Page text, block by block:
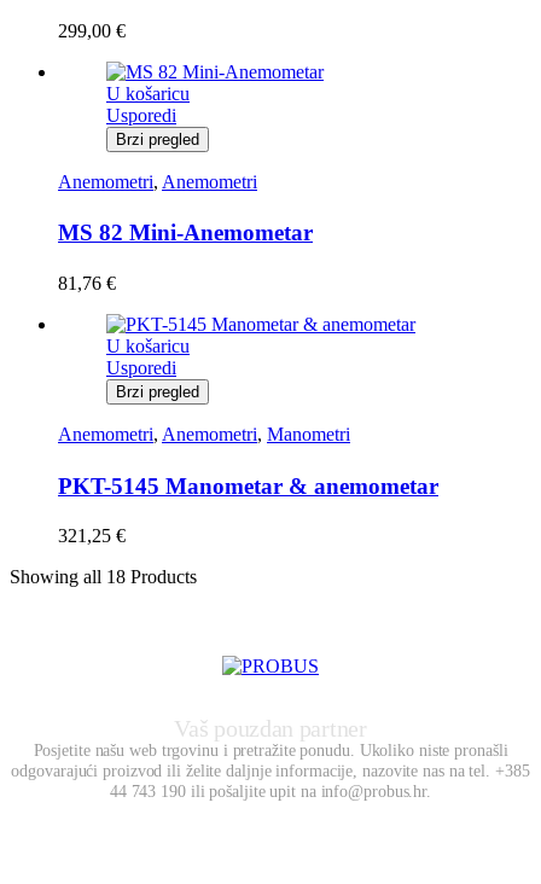
299,00 €
U košaricu
Usporedi
Brzi pregled
Anemometri, Anemometri
MS 82 Mini-Anemometar
81,76 €
U košaricu
Usporedi
Brzi pregled
Anemometri, Anemometri, Manometri
PKT-5145 Manometar & anemometar
321,25 €
Showing all 18 Products
Vaš pouzdan partner
Posjetite našu web trgovinu i pretražite ponudu. Ukoliko niste pronašli
odgovarajući proizvod ili želite daljnje informacije, nazovite nas na tel. +385
44 743 190 ili pošaljite upit na info@probus.hr.